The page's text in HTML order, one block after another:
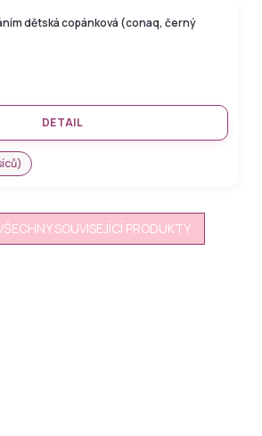
dětská copánková (conaq, černý
DETAIL
SOUVISEJÍCÍ PRODUKTY